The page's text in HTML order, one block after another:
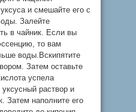
и смешайте его с
Залейте
в чайник. Если вы
то вам
воды.Вскипятите
Затем оставьте
успела
раствор и
Затем наполните его